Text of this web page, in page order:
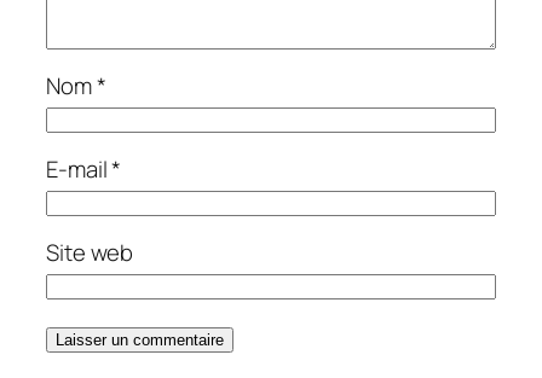
Nom*
E-mail*
Site web